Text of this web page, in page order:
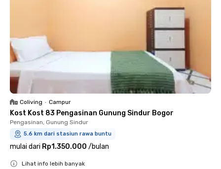
Coliving • Campur
Kost Kost 83 Pengasinan Gunung Sindur Bogor
Pengasinan, Gunung Sindur
5.6 km dari stasiun rawa buntu
mulai dari Rp1.350.000 /bulan
Lihat info lebih banyak